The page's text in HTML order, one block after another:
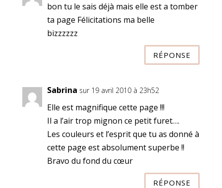
bon tu le sais déjà mais elle est a tomber
ta page Félicitations ma belle
bizzzzzz
RÉPONSE
Sabrina sur 19 avril 2010 à 23h52
Elle est magnifique cette page !!!
Il a l’air trop mignon ce petit furet….
Les couleurs et l’esprit que tu as donné à
cette page est absolument superbe !!
Bravo du fond du cœur
RÉPONSE